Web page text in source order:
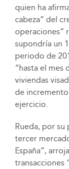
quien ha
cabeza” del
operaciones”
supondría un
periodo de
“hasta el mes
viviendas
de
ejercicio.
Rueda, por su
tercer
España”,
transacciones